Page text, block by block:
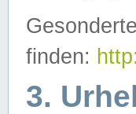
finden:
3.